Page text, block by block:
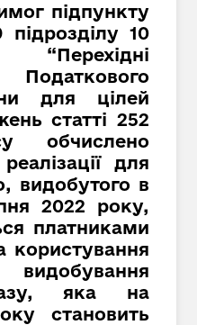
підпункту
10
для цілей
статті 252
обчислено
для
видобутого в
2022 року,
платниками
користування
яка на
становить